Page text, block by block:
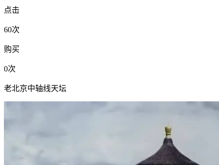
点击
60次
购买
0次
老北京中轴线天坛